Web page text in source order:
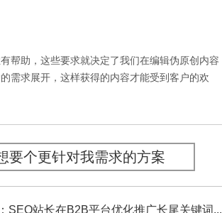
助，这些要求就决定了我们在编辑伪原创内容
需求展开，这样获得的内容才能受到客户的欢
要个更针对我需求的方案
SEO站长在B2B平台优化推广长尾关键词...